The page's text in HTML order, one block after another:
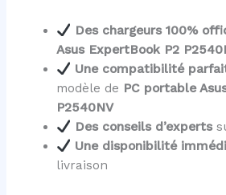
Des chargeurs 100%
Asus ExpertBook P2
Une compatibilité
modèle de PC portable
P2540NV
Des conseils d’experts
Une disponibilité
livraison